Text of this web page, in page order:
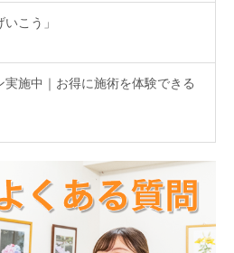
こう」
施中｜お得に施術を体験できる